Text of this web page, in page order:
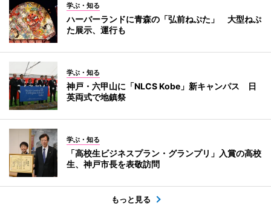
学ぶ・知る
ハーバーランドに青森の「弘前ねぷた」 大型ねぷ
た展示、運行も
学ぶ・知る
神戸・六甲山に「NLCS Kobe」新キャンパス 日
英両式で地鎮祭
学ぶ・知る
「高校生ビジネスプラン・グランプリ」入賞の高校
生、神戸市長を表敬訪問
もっと見る